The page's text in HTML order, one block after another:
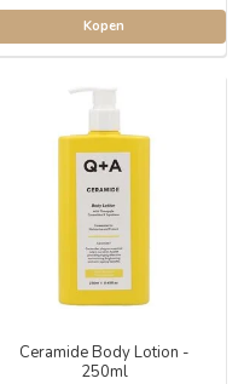
Kopen
Ceramide Body Lotion -
250ml